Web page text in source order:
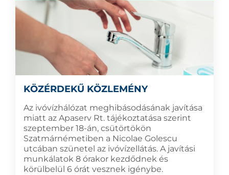
KÖZÉRDEKŰ KÖZLEMÉNY
Az ivóvízhálózat meghibásodásának javítása
miatt az Apaserv Rt. tájékoztatása szerint
szeptember 18-án, csütörtökön
Szatmárnémetiben a Nicolae Golescu
utcában szünetel az ivóvízellátás. A javítási
munkálatok 8 órakor kezdődnek és
körülbelül 6 órát vesznek igénybe.